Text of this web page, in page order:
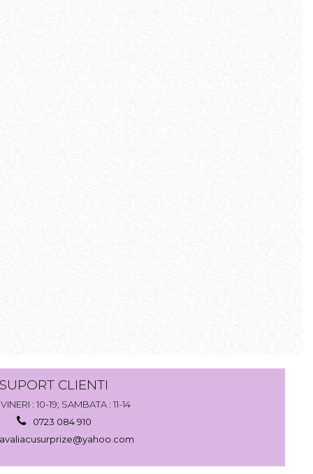
CLIENTI
: 10-19; SAMBATA : 11-14
0723 084 910